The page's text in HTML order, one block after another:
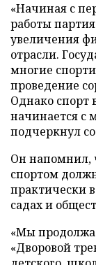
«Начиная с
работы
увеличения
отрасли.
многие
проведение
Однако спорт
начинается с
подчеркнул
Он напомнил,
спортом
практически
садах и
«Мы
«Дворовой